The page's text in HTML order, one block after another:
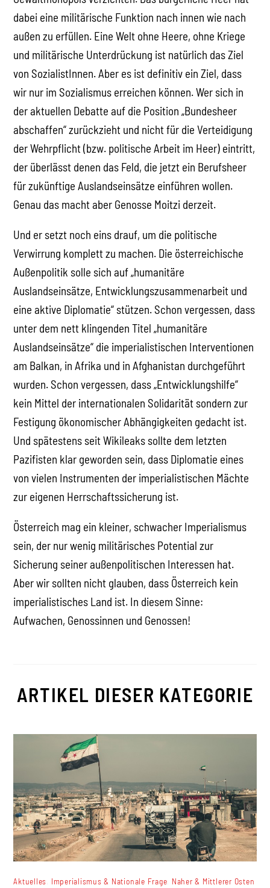
dabei eine militärische Funktion nach innen wie nach
außen zu erfüllen. Eine Welt ohne Heere, ohne Kriege
und militärische Unterdrückung ist natürlich das Ziel
von SozialistInnen. Aber es ist definitiv ein Ziel, dass
wir nur im Sozialismus erreichen können. Wer sich in
der aktuellen Debatte auf die Position „Bundesheer
abschaffen“ zurückzieht und nicht für die Verteidigung
der Wehrpflicht (bzw. politische Arbeit im Heer) eintritt,
der überlässt denen das Feld, die jetzt ein Berufsheer
für zukünftige Auslandseinsätze einführen wollen.
Genau das macht aber Genosse Moitzi derzeit.
Und er setzt noch eins drauf, um die politische
Verwirrung komplett zu machen. Die österreichische
Außenpolitik solle sich auf „humanitäre
Auslandseinsätze, Entwicklungszusammenarbeit und
eine aktive Diplomatie“ stützen. Schon vergessen, dass
unter dem nett klingenden Titel „humanitäre
Auslandseinsätze“ die imperialistischen Interventionen
am Balkan, in Afrika und in Afghanistan durchgeführt
wurden. Schon vergessen, dass „Entwicklungshilfe“
kein Mittel der internationalen Solidarität sondern zur
Festigung ökonomischer Abhängigkeiten gedacht ist.
Und spätestens seit Wikileaks sollte dem letzten
Pazifisten klar geworden sein, dass Diplomatie eines
von vielen Instrumenten der imperialistischen Mächte
zur eigenen Herrschaftssicherung ist.
Österreich mag ein kleiner, schwacher Imperialismus
sein, der nur wenig militärisches Potential zur
Sicherung seiner außenpolitischen Interessen hat.
Aber wir sollten nicht glauben, dass Österreich kein
imperialistisches Land ist. In diesem Sinne:
Aufwachen, Genossinnen und Genossen!
ARTIKEL DIESER KATEGORIE
Aktuelles Imperialismus & Nationale Frage Naher & Mittlerer Osten